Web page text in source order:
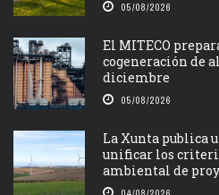
05/08/2026
El MITECO
cogeneración de
diciembre
05/08/2026
La Xunta publica
unificar los
ambiental de